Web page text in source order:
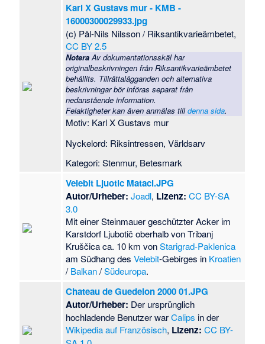
Karl X Gustavs mur - KMB -
16000300029933.jpg
(c) Pål-Nils Nilsson / Riksantikvarieämbetet,
CC BY 2.5
NoteraAv dokumentationsskäl har
originalbeskrivningen från Riksantikvarieämbetet
behållits. Tillrättalägganden och alternativa
beskrivningar bör införas separat från
nedanstående information.
Felaktigheter kan även anmälas tilldenna sida.
Motiv: Karl X Gustavs mur
Nyckelord: Riksintressen, Världsarv
Kategori: Stenmur, Betesmark
Velebit Ljuotic Mataci.JPG
Autor/Urheber: Joadl, Lizenz: CC BY-SA
3.0
Mit einer Steinmauer geschützter Acker im
Karstdorf Ljubotič oberhalb von Tribanj
Kruščica ca. 10 km vonStarigrad-Paklenica
am Südhang desVelebit-Gebirges in Kroatien
/Balkan/Südeuropa.
Chateau de Guedelon 2000 01.JPG
Autor/Urheber: Der ursprünglich
hochladende Benutzer warCalips in der
Wikipedia auf Französisch, Lizenz: CC BY-